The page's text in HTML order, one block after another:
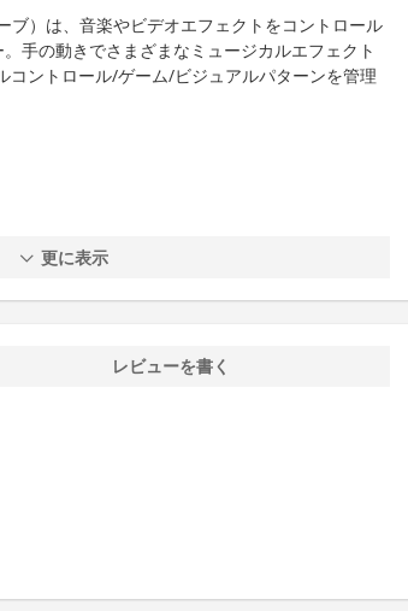
）は、音楽やビデオエフェクトをコントロール
手の動きでさまざまなミュージカルエフェクト
コントロール/ゲーム/ビジュアルパターンを管理
更に表示
レビューを書く